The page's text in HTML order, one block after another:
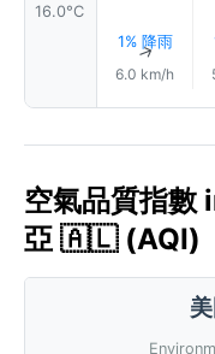
16.0°C
1% 降雨
↑
6.0 km/h
空氣品質指數
亞 🇦🇱 (AQI)